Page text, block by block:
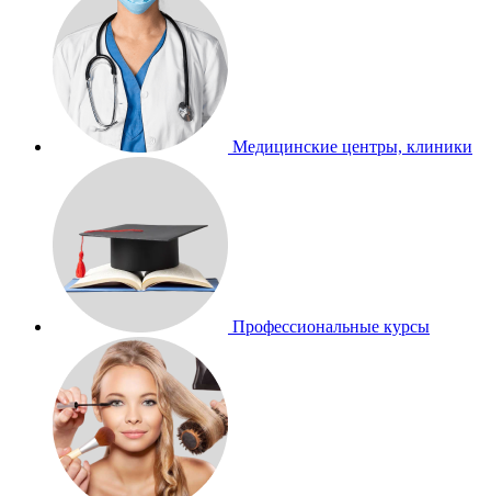
Медицинские центры, клиники
Профессиональные курсы